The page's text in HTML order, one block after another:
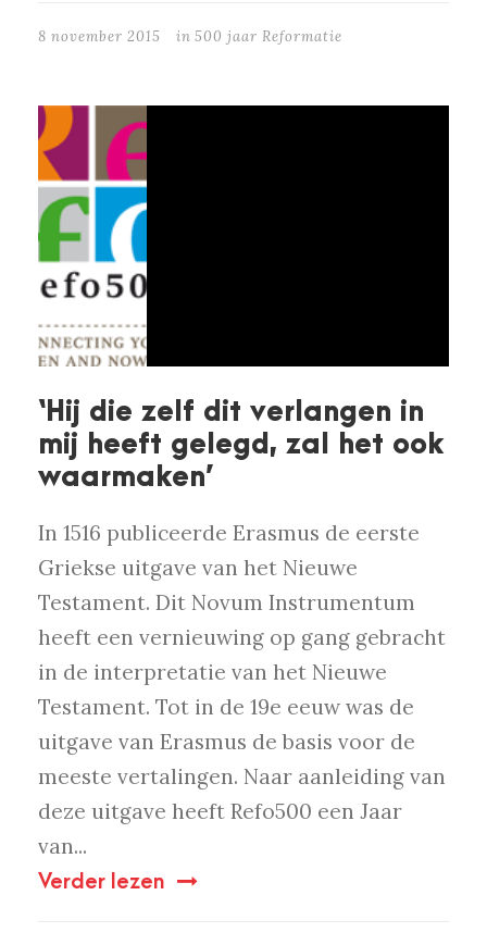
8 november 2015 in 500 jaar Reformatie
‘Hij die zelf dit verlangen in
mij heeft gelegd, zal het ook
waarmaken’
In 1516 publiceerde Erasmus de eerste
Griekse uitgave van het Nieuwe
Testament. Dit Novum Instrumentum
heeft een vernieuwing op gang gebracht
in de interpretatie van het Nieuwe
Testament. Tot in de 19e eeuw was de
uitgave van Erasmus de basis voor de
meeste vertalingen. Naar aanleiding van
deze uitgave heeft Refo500 een Jaar
van...
Verder lezen